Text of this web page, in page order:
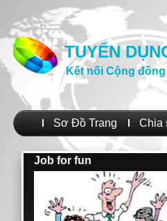
TUYỂN
Kết nối Cộng
Sơ Đồ Trang Chia
Job for fun